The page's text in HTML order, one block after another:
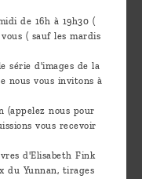
de 16h à 19h30 (
( sauf les mardis
série d'images de la
nous vous invitons à
nous pour
vous recevoir
d'Elisabeth Fink
tirages